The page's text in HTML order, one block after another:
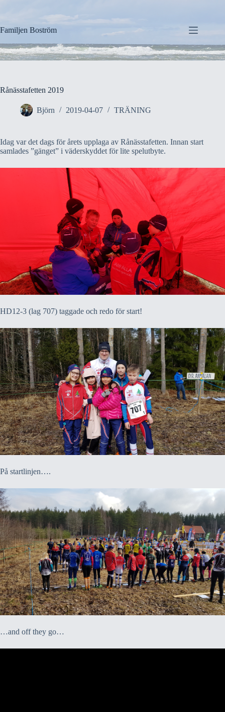
Familjen Boström
Rånässtafetten 2019
Björn 2019-04-07 TRÄNING
Idag var det dags för årets upplaga av Rånässtafetten. Innan start
samlades ”gänget” i väderskyddet för lite spelutbyte.
HD12-3 (lag 707) taggade och redo för start!
På startlinjen….
…and off they go…